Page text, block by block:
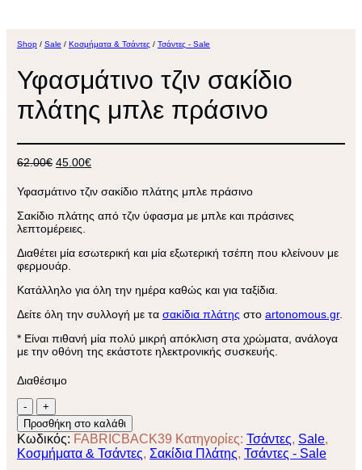
Shop / Sale / Κοσμήματα & Τσάντες / Τσάντες - Sale
Υφασμάτινο τζιν σακίδιο
πλάτης μπλε πράσινο
62.00€ Original
was:
62.00€.
45.00€Η
τιμή
45.00€.
Υφασμάτινο τζιν σακίδιο πλάτης μπλε πράσινο
Σακίδιο πλάτης από τζιν ύφασμα με μπλε και πράσινες
λεπτομέρειες.
Διαθέτει μία εσωτερική και μία εξωτερική τσέπη που κλείνουν με
φερμουάρ.
Κατάλληλο για όλη την ημέρα καθώς και για ταξίδια.
Δείτε όλη την συλλογή με τα σακίδια πλάτης στο artonomous.gr.
* Είναι πιθανή μία πολύ μικρή απόκλιση στα χρώματα, ανάλογα
με την οθόνη της εκάστοτε ηλεκτρονικής συσκευής.
Διαθέσιμο
Υφασμάτινο
τζιν
σακίδιο
πλάτης
μπλε
Προσθήκη στο καλάθι
Κωδικός: FABRICBACK39 Κατηγορίες: Τσάντες, Sale,
Κοσμήματα & Τσάντες, Σακίδια Πλάτης, Τσάντες - Sale